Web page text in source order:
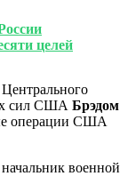
целей
сил США Брэдом
операции США
военной